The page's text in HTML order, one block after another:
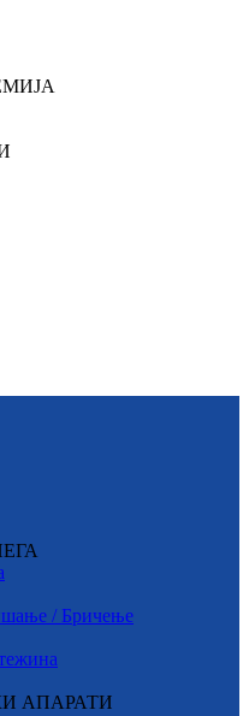
/ Бричење
АПАРАТИ